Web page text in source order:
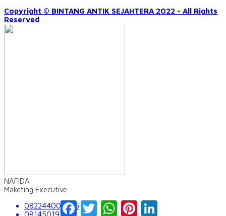
Copyright © BINTANG ANTIK SEJAHTERA 2022 - All Rights
Reserved
NAFIDA
Maketing Executive
082244009555
081450197163
FacebookTwitterWhatsAppPinterest